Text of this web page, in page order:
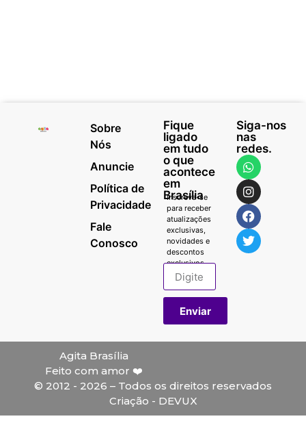
Sobre
Nós
Anuncie
Política de
Privacidade
Fale
Conosco
Fique
ligado
em tudo
o que
acontece
em
Brasília
Inscreva-se
para receber
atualizações
exclusivas,
novidades e
descontos
exclusivos.
Enviar
Siga-nos
nas
redes.
Agita Brasília
Feito com amor ❤️
© 2012 - 2026 – Todos os direitos reservados
Criação - DEVUX